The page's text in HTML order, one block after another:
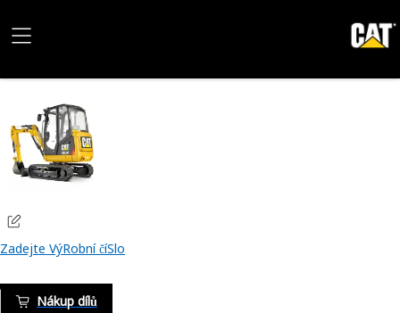
Zadejte VýRobní číSlo
Nákup dílů